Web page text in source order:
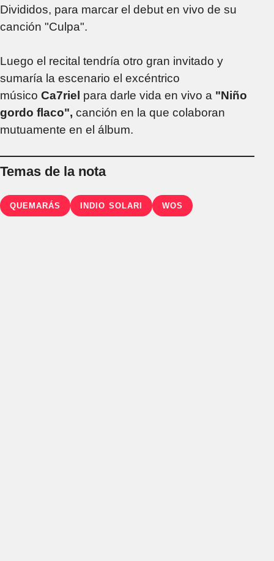
Divididos, para marcar el debut en vivo de su
canción "Culpa".
Luego el recital tendría otro gran invitado y
sumaría la escenario el excéntrico
músico Ca7riel para darle vida en vivo a "Niño
gordo flaco", canción en la que colaboran
mutuamente en el álbum.
Temas de la nota
QUEMARÁS INDIO SOLARI WOS